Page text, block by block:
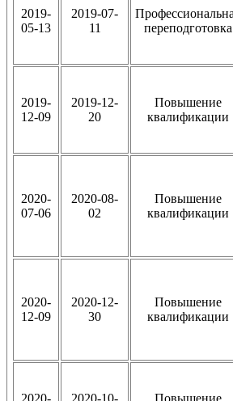
2019-
05-13
2019-07-
11
переподготовка
2019-
12-09
2019-12-
20
Повышение
квалификации
2020-
07-06
2020-08-
02
Повышение
квалификации
2020-
12-09
2020-12-
30
Повышение
квалификации
2020- 2020-10- Повышение